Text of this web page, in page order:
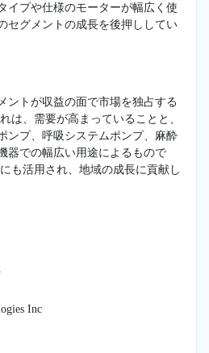
イプや仕様のモーターが幅広く使
セグメントの成長を後押ししてい
ントが収益の面で市場を独占する
は、需要が高まっていることと、
ンプ、呼吸システムポンプ、麻酔
器での幅広い用途によるもので
も活用され、地域の成長に貢献し
Inc